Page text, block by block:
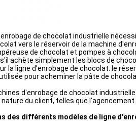
de chocolat industrielle
vers le réservoir de la machine
de chocolat et pompes à
achète simplement les blocs de
la ligne d'enrobage de chocolat. le
pour acheminer la pâte de
d'enrobage de chocolat
du client, telles que l'agencement
des différents modèles de ligne